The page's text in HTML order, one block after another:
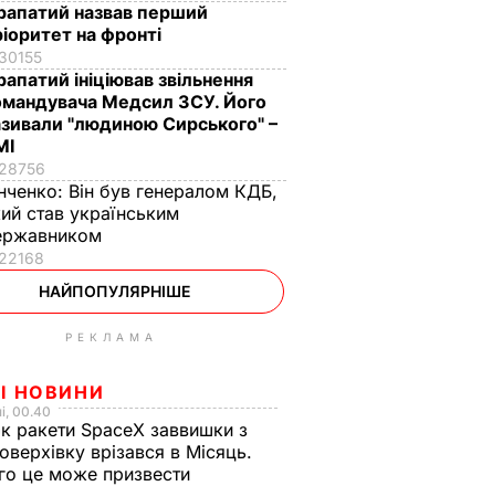
назвав перший
на фронті
30155
ініціював звільнення
Медсил ЗСУ. Його
"людиною Сирського" –
28756
Він був генералом КДБ,
став українським
22168
НАЙПОПУЛЯРНІШЕ
РЕКЛАМА
НОВИНИ
00.40
ракети SpaceX заввишки з
врізався в Місяць.
це може призвести